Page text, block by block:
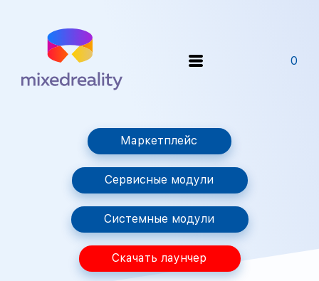
0
Маркетплейс
Сервисные модули
Системные модули
Скачать лаунчер